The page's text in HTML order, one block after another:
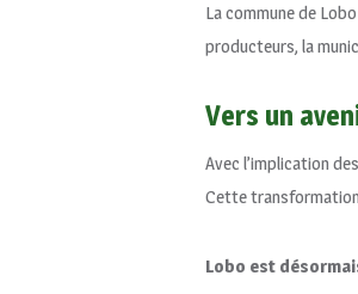
La commune de
producteurs, la
Vers un
Avec l’implication
Cette transformation
Lobo est